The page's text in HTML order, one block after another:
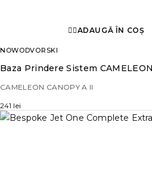
ADAUGĂ ÎN COȘ
NOWODVORSKI
Baza Prindere Sistem
CAMELEON CANOPY A II
241 lei